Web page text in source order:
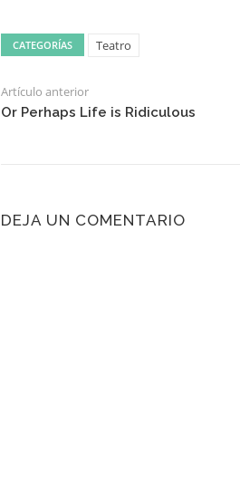
CATEGORÍAS Teatro
Artículo anterior
Or Perhaps Life is Ridiculous
DEJA UN COMENTARIO